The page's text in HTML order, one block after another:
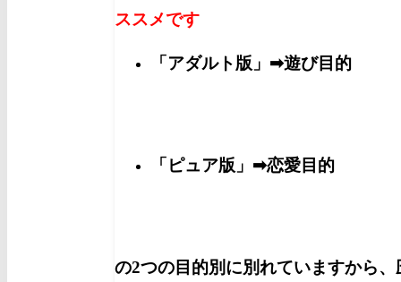
ススメです
「アダルト版」➡遊び目的
「ピュア版」➡恋愛目的
の2つの目的別に別れていますから